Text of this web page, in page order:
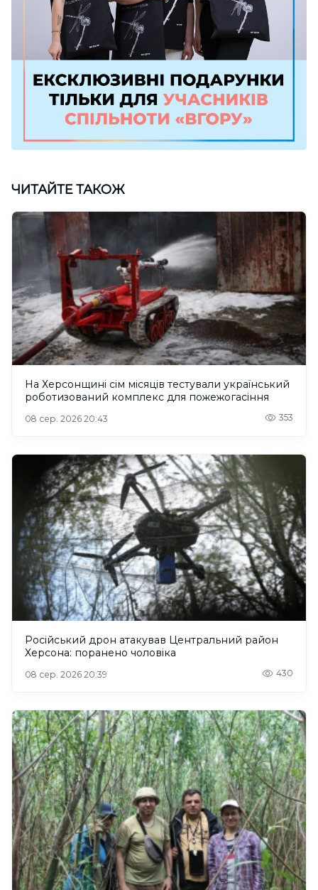
ЧИТАЙТЕ ТАКОЖ
На Херсонщині сім місяців тестували український
роботизований комплекс для пожежогасіння
08 сер. 2026 20:43 353
Російський дрон атакував Центральний район
Херсона: поранено чоловіка
08 сер. 2026 20:39 430